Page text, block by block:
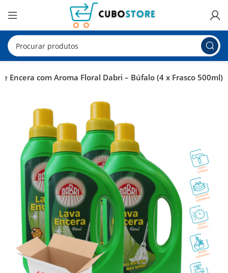
e Encera com Aroma Floral Dabri – Búfalo (4 x Frasco 500ml)